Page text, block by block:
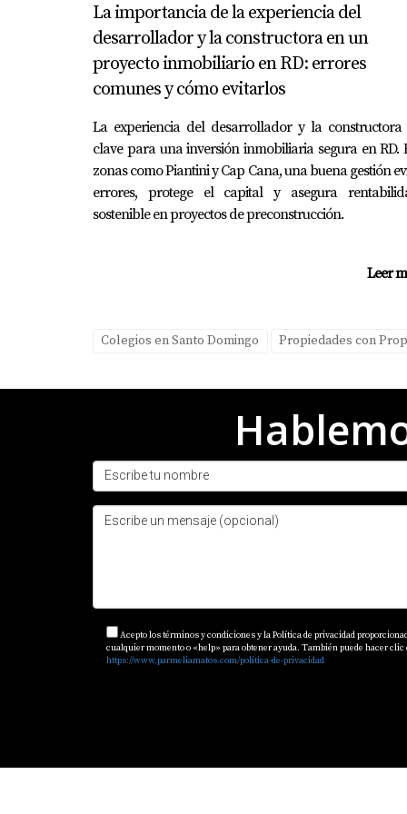
¿Es necesario hacer visitas a los
Sí, visitar los colegios permite conocer su
¿Qué papel juegan los padres en la
Iniciar este viaje hacia una mejor educación
La importancia de la experiencia del
desarrollador y la constructora en un
proyecto inmobiliario en RD: errores
comunes y cómo evitarlos
La experiencia del desarrollador y la constructora
clave para una inversión inmobiliaria segura en RD.
zonas como Piantini y Cap Cana, una buena gestión
errores, protege el capital y asegura
sostenible en proyectos de preconstrucción.
Leer
Colegios en Santo Domingo Propiedades con
Acepto los términos y condiciones y la Política de privacidad
cualquier momento o «help» para obtener ayuda. También puede hacer
https://www.parmeliamatos.com/politica-de-privacidad